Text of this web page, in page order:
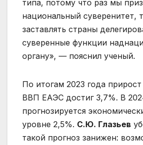
типа, потому что раз мы
национальный суверенитет,
заставлять страны
суверенные функции
органу», — пояснил ученый.
По итогам 2023 года
ВВП ЕАЭС достиг 3,7%. В
прогнозируется
уровне 2,5%. С.Ю. Глазьев
такой прогноз занижен: